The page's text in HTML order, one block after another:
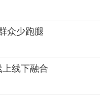
众少跑腿
上线下融合